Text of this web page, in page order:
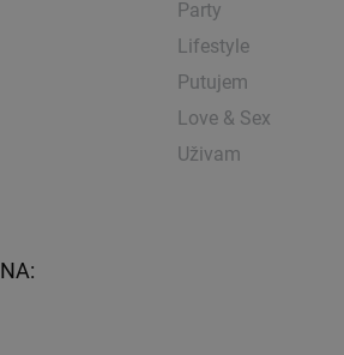
Party
Lifestyle
Putujem
Love & Sex
Uživam